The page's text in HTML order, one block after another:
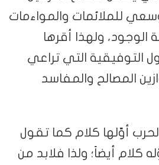
للملائمات والمواءمات
ولهذا أقرها
التوفيقية التي تراعي
المصالح والمفاسد
أوّلها كلام كما تقول
كلام أيضاً؛ ولذا فلابد من